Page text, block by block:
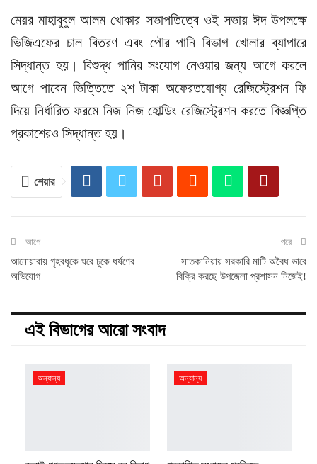
মেয়র মাহাবুবুল আলম খোকার সভাপতিত্বে ওই সভায় ঈদ উপলক্ষে
ভিজিএফের চাল বিতরণ এবং পৌর পানি বিভাগ খোলার ব্যাপারে
সিদ্ধান্ত হয়। বিশুদ্ধ পানির সংযোগ নেওয়ার জন্য আগে করলে
আগে পাবেন ভিত্তিতে ২শ টাকা অফেরতযোগ্য রেজিস্ট্রেশন ফি
দিয়ে নির্ধারিত ফরমে নিজ নিজ হোল্ডিং রেজিস্ট্রেশন করতে বিজ্ঞপ্তি
প্রকাশেরও সিদ্ধান্ত হয়।
শেয়ার
আগে
আনোয়ারায় গৃহবধূকে ঘরে ঢুকে ধর্ষণের
অভিযোগ
পরে
সাতকানিয়ায় সরকারি মাটি অবৈধ ভাবে
বিক্রি করছে উপজেলা প্রশাসন নিজেই!
এই বিভাগের আরো সংবাদ
অন্যান্য অন্যান্য